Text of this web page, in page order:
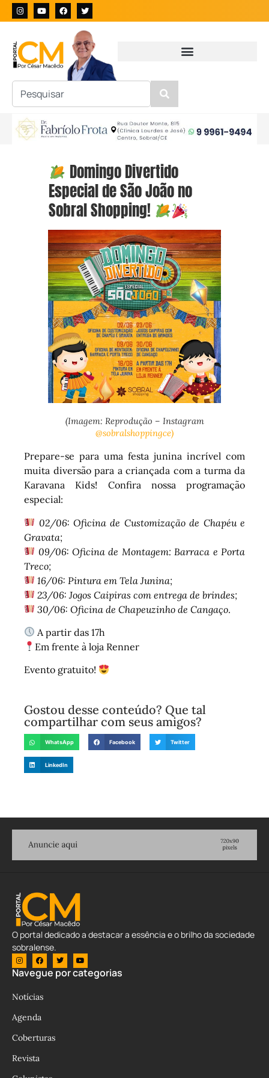
Domingo Divertido
Especial de São João no
Sobral Shopping!
(Imagem: Reprodução – Instagram
@sobralshoppingce)
Prepare-se para uma festa junina incrível com
muita diversão para a criançada com a turma da
Karavana Kids! Confira nossa programação
especial:
02/06: Oficina de Customização de Chapéu e
Gravata;
09/06: Oficina de Montagem: Barraca e Porta
Treco;
16/06: Pintura em Tela Junina;
23/06: Jogos Caipiras com entrega de brindes;
30/06: Oficina de Chapeuzinho de Cangaço.
A partir das 17h
Em frente à loja Renner
Evento gratuito!
Gostou desse conteúdo? Que tal
compartilhar com seus amigos?
WhatsApp Facebook Twitter
LinkedIn
O portal dedicado a destacar a essência e o brilho da sociedade
sobralense.
Navegue por categorias
Notícias
Agenda
Coberturas
Revista